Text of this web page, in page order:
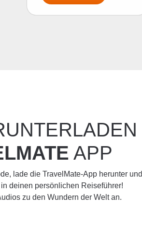
APP
lade die TravelMate-App herunter und
deinen persönlichen Reiseführer!
zu den Wundern der Welt an.